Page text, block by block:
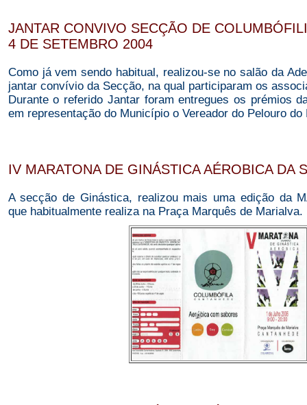
JANTAR CONVIVO SECÇÃO DE
4 DE SETEMBRO 2004
Como já vem sendo habitual, realizou-se no salão da
jantar convívio da Secção, na qual participaram os
Durante o referido Jantar foram entregues os prémios
em representação do Município o Vereador do Pelouro
IV MARATONA DE GINÁSTICA AÉROBICA DA
A secção de Ginástica, realizou mais uma edição da
que habitualmente realiza na Praça Marquês de Marialva.